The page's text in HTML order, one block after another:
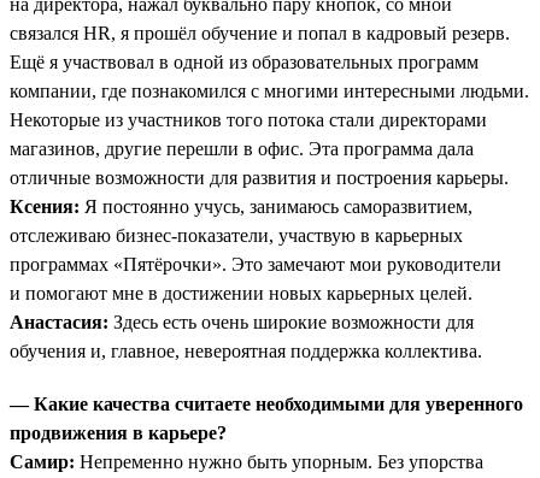
связался HR, я прошёл обучение и попал в кадровый резерв.
Ещё я участвовал в одной из образовательных программ
компании, где познакомился с многими интересными людьми.
Некоторые из участников того потока стали директорами
магазинов, другие перешли в офис. Эта программа дала
отличные возможности для развития и построения карьеры.
Ксения: Я постоянно учусь, занимаюсь саморазвитием,
отслеживаю бизнес-показатели, участвую в карьерных
программах «Пятёрочки». Это замечают мои руководители
и помогают мне в достижении новых карьерных целей.
Анастасия: Здесь есть очень широкие возможности для
обучения и, главное, невероятная поддержка коллектива.
— Какие качества считаете необходимыми для уверенного
продвижения в карьере?
Самир: Непременно нужно быть упорным. Без упорства